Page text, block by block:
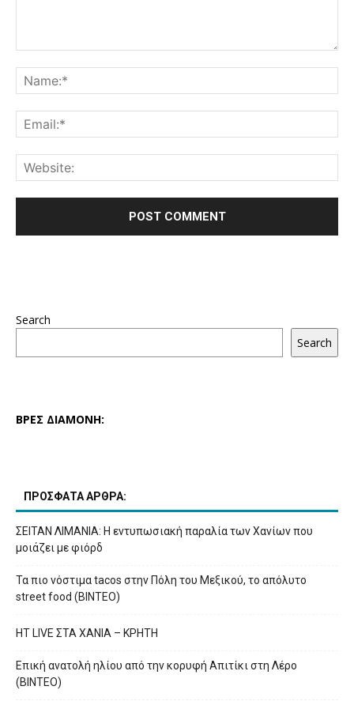
Search
Search
ΒΡΕΣ ΔΙΑΜΟΝΗ:
ΠΡΟΣΦΑΤΑ ΑΡΘΡΑ:
ΣΕΙΤΑΝ ΛΙΜΑΝΙΑ: Η εντυπωσιακή παραλία των Χανίων που
μοιάζει με φιόρδ
Τα πιο νόστιμα tacos στην Πόλη του Μεξικού, το απόλυτο
street food (ΒΙΝΤΕΟ)
HT LIVE ΣΤΑ ΧΑΝΙΑ – ΚΡΗΤΗ
Επική ανατολή ηλίου από την κορυφή Απιτίκι στη Λέρο
(ΒΙΝΤΕΟ)